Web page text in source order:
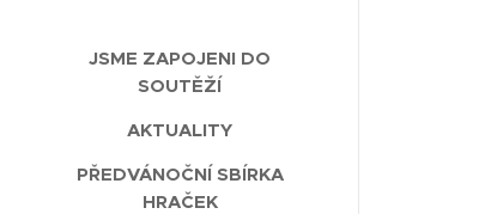
JSME ZAPOJENI DO
SOUTĚŽÍ
AKTUALITY
PŘEDVÁNOČNÍ SBÍRKA
HRAČEK